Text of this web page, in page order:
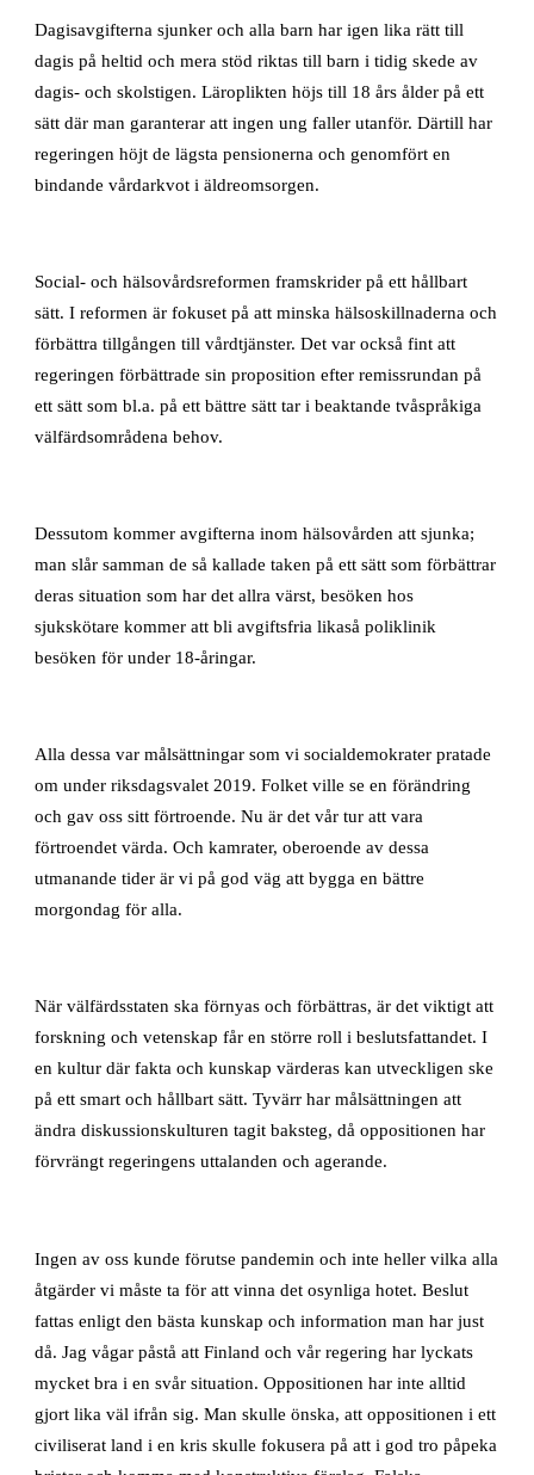
Dagisavgifterna sjunker och alla barn har igen lika rätt till
dagis på heltid och mera stöd riktas till barn i tidig skede av
dagis- och skolstigen. Läroplikten höjs till 18 års ålder på ett
sätt där man garanterar att ingen ung faller utanför. Därtill har
regeringen höjt de lägsta pensionerna och genomfört en
bindande vårdarkvot i äldreomsorgen.
Social- och hälsovårdsreformen framskrider på ett hållbart
sätt. I reformen är fokuset på att minska hälsoskillnaderna och
förbättra tillgången till vårdtjänster. Det var också fint att
regeringen förbättrade sin proposition efter remissrundan på
ett sätt som bl.a. på ett bättre sätt tar i beaktande tvåspråkiga
välfärdsområdena behov.
Dessutom kommer avgifterna inom hälsovården att sjunka;
man slår samman de så kallade taken på ett sätt som förbättrar
deras situation som har det allra värst, besöken hos
sjukskötare kommer att bli avgiftsfria likaså poliklinik
besöken för under 18-åringar.
Alla dessa var målsättningar som vi socialdemokrater pratade
om under riksdagsvalet 2019. Folket ville se en förändring
och gav oss sitt förtroende. Nu är det vår tur att vara
förtroendet värda. Och kamrater, oberoende av dessa
utmanande tider är vi på god väg att bygga en bättre
morgondag för alla.
När välfärdsstaten ska förnyas och förbättras, är det viktigt att
forskning och vetenskap får en större roll i beslutsfattandet. I
en kultur där fakta och kunskap värderas kan utveckligen ske
på ett smart och hållbart sätt. Tyvärr har målsättningen att
ändra diskussionskulturen tagit baksteg, då oppositionen har
förvrängt regeringens uttalanden och agerande.
Ingen av oss kunde förutse pandemin och inte heller vilka alla
åtgärder vi måste ta för att vinna det osynliga hotet. Beslut
fattas enligt den bästa kunskap och information man har just
då. Jag vågar påstå att Finland och vår regering har lyckats
mycket bra i en svår situation. Oppositionen har inte alltid
gjort lika väl ifrån sig. Man skulle önska, att oppositionen i ett
civiliserat land i en kris skulle fokusera på att i god tro påpeka